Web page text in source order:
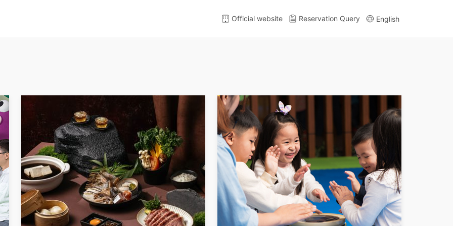
Official website Reservation Query English